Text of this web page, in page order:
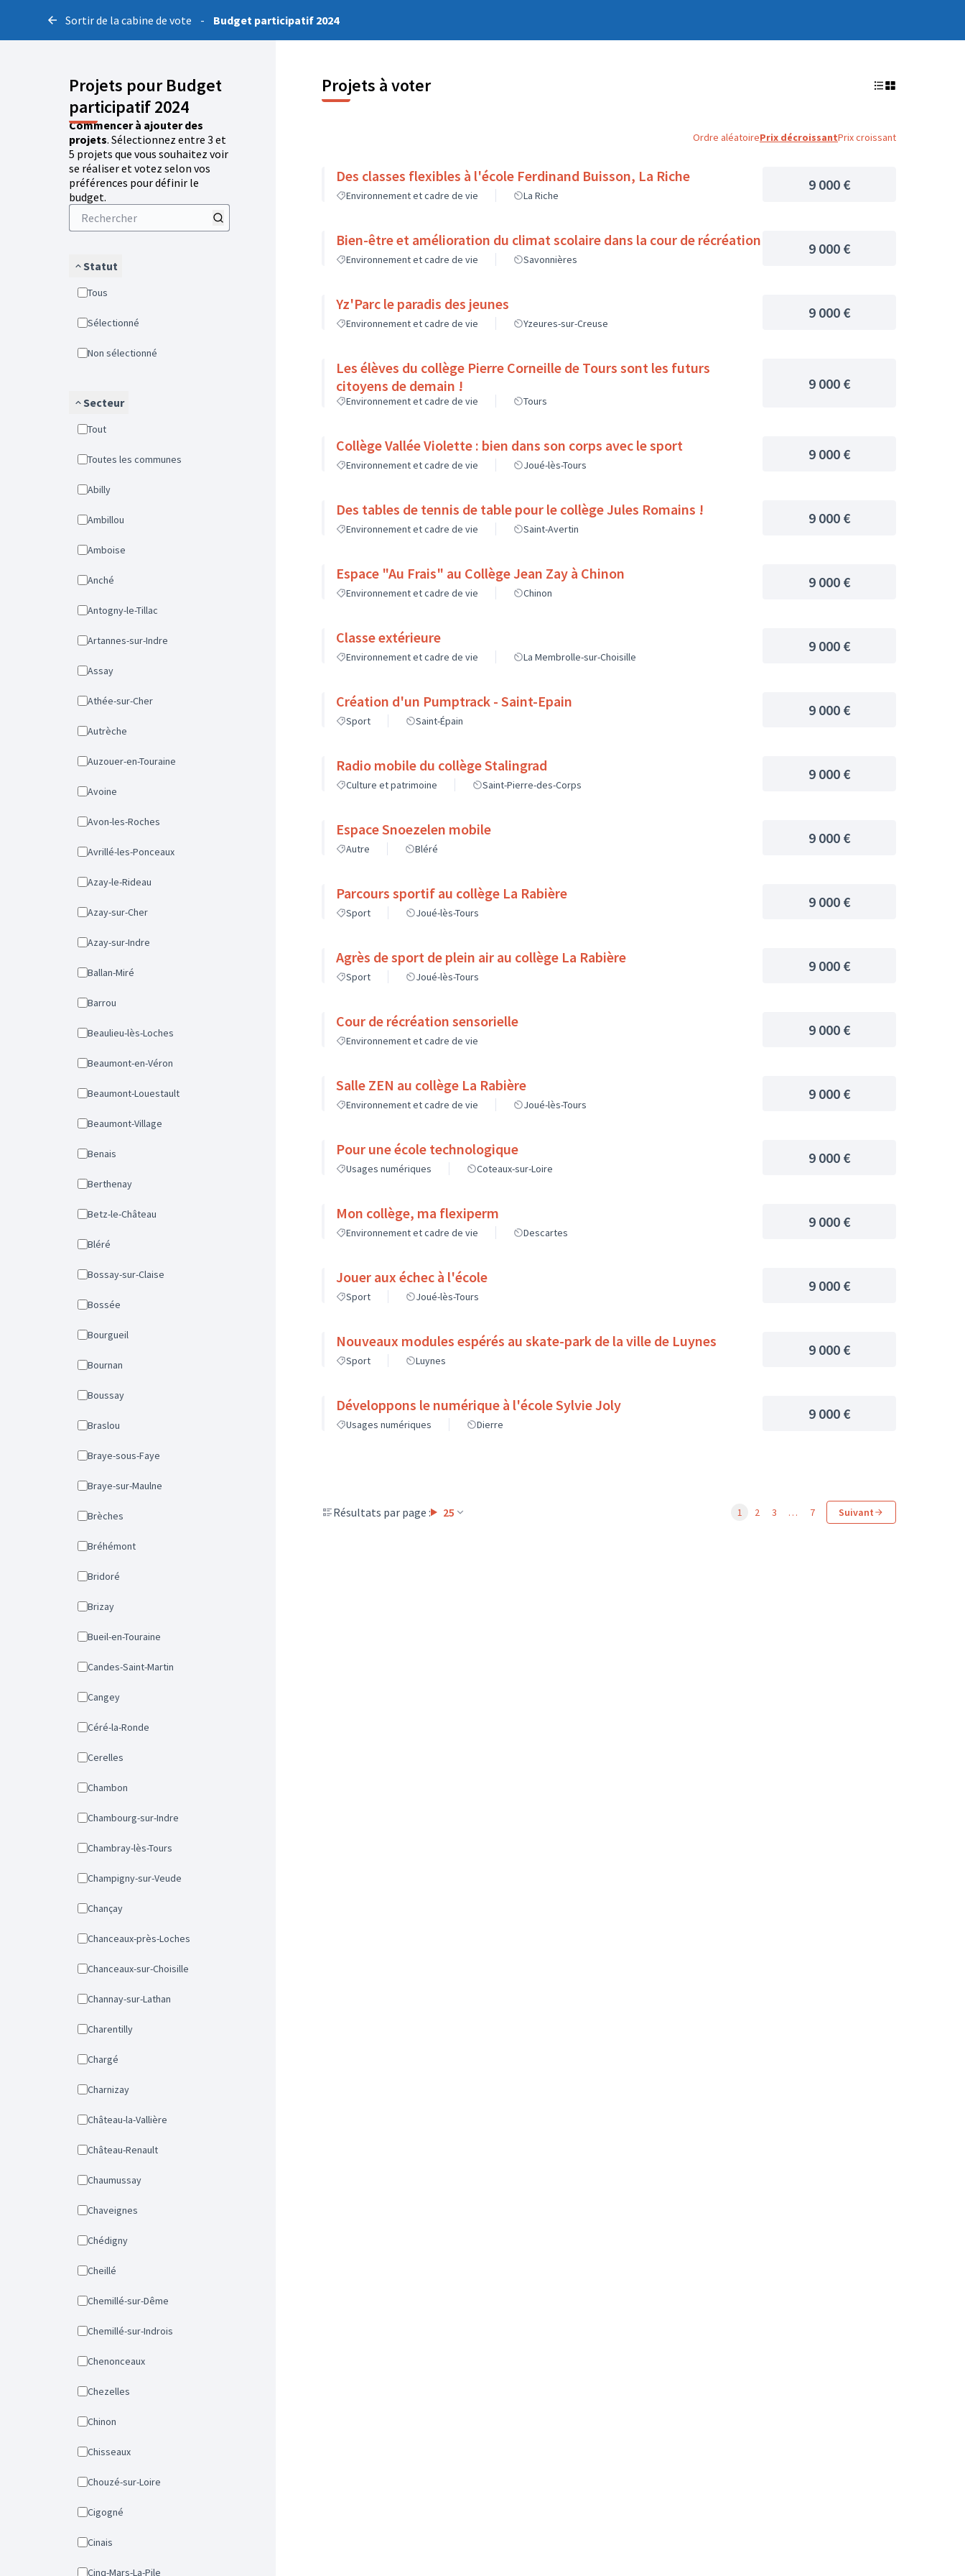
Sortir de la cabine de vote - Budget participatif 2024
Projets pour Budget
participatif 2024
Commencer à ajouter des
projets. Sélectionnez entre 3 et
5 projets que vous souhaitez voir
se réaliser et votez selon vos
préférences pour définir le
budget.
Statut
Tous
Sélectionné
Non sélectionné
Secteur
Tout
Toutes les communes
Abilly
Ambillou
Amboise
Anché
Antogny-le-Tillac
Artannes-sur-Indre
Assay
Athée-sur-Cher
Autrèche
Auzouer-en-Touraine
Avoine
Avon-les-Roches
Avrillé-les-Ponceaux
Azay-le-Rideau
Azay-sur-Cher
Azay-sur-Indre
Ballan-Miré
Barrou
Beaulieu-lès-Loches
Beaumont-en-Véron
Beaumont-Louestault
Beaumont-Village
Benais
Berthenay
Betz-le-Château
Bléré
Bossay-sur-Claise
Bossée
Bourgueil
Bournan
Boussay
Braslou
Braye-sous-Faye
Braye-sur-Maulne
Brèches
Bréhémont
Bridoré
Brizay
Bueil-en-Touraine
Candes-Saint-Martin
Cangey
Céré-la-Ronde
Cerelles
Chambon
Chambourg-sur-Indre
Chambray-lès-Tours
Champigny-sur-Veude
Chançay
Chanceaux-près-Loches
Chanceaux-sur-Choisille
Channay-sur-Lathan
Charentilly
Chargé
Charnizay
Château-la-Vallière
Château-Renault
Chaumussay
Chaveignes
Chédigny
Cheillé
Chemillé-sur-Dême
Chemillé-sur-Indrois
Chenonceaux
Chezelles
Chinon
Chisseaux
Chouzé-sur-Loire
Cigogné
Cinais
Cinq-Mars-La-Pile
Projets à voter
Ordre aléatoirePrix décroissantPrix croissant
Des classes flexibles à l'école Ferdinand Buisson, La Riche
Environnement et cadre de vie La Riche
9 000 €
Bien-être et amélioration du climat scolaire dans la cour de récréation
Environnement et cadre de vie Savonnières
9 000 €
Yz'Parc le paradis des jeunes
Environnement et cadre de vie Yzeures-sur-Creuse
9 000 €
Les élèves du collège Pierre Corneille de Tours sont les futurs
citoyens de demain !
Environnement et cadre de vie Tours
9 000 €
Collège Vallée Violette : bien dans son corps avec le sport
Environnement et cadre de vie Joué-lès-Tours
9 000 €
Des tables de tennis de table pour le collège Jules Romains !
Environnement et cadre de vie Saint-Avertin
9 000 €
Espace "Au Frais" au Collège Jean Zay à Chinon
Environnement et cadre de vie Chinon
9 000 €
Classe extérieure
Environnement et cadre de vie La Membrolle-sur-Choisille
9 000 €
Création d'un Pumptrack - Saint-Epain
Sport Saint-Épain
9 000 €
Radio mobile du collège Stalingrad
Culture et patrimoine Saint-Pierre-des-Corps
9 000 €
Espace Snoezelen mobile
Autre Bléré
9 000 €
Parcours sportif au collège La Rabière
Sport Joué-lès-Tours
9 000 €
Agrès de sport de plein air au collège La Rabière
Sport Joué-lès-Tours
9 000 €
Cour de récréation sensorielle
Environnement et cadre de vie
9 000 €
Salle ZEN au collège La Rabière
Environnement et cadre de vie Joué-lès-Tours
9 000 €
Pour une école technologique
Usages numériques Coteaux-sur-Loire
9 000 €
Mon collège, ma flexiperm
Environnement et cadre de vie Descartes
9 000 €
Jouer aux échec à l'école
Sport Joué-lès-Tours
9 000 €
Nouveaux modules espérés au skate-park de la ville de Luynes
Sport Luynes
9 000 €
Développons le numérique à l'école Sylvie Joly
Usages numériques Dierre
9 000 €
Résultats par page : 25 1 2 3 … 7 Suivant